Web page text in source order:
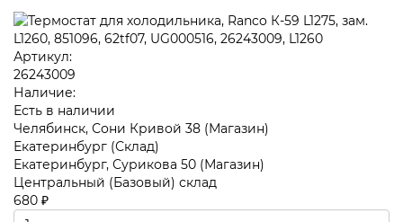
Артикул:
26243009
Наличие:
Есть в наличии
Челябинск, Сони Кривой 38 (Магазин)
Екатеринбург (Склад)
Екатеринбург, Сурикова 50 (Магазин)
Центральный (Базовый) склад
680 ₽